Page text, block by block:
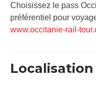
Choisissez le pass
préférentiel pour
www.occitanie-rail-
Localisation